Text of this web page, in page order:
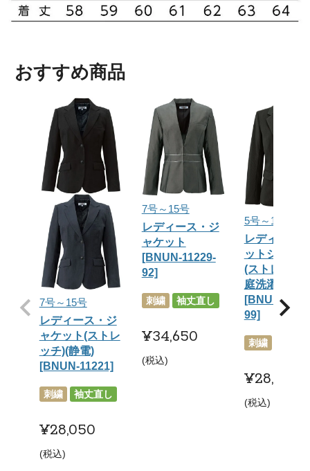
おすすめ商品
7号～15号
レディース・ジ
ャケット(ストレ
ッチ)(静電)
[BNUN-11221]
刺繍 袖丈直し
¥28,050
税込
7号～15号
レディース・ジ
ャケット
[BNUN-11229-
92]
刺繍 袖丈直し
¥34,650
税込
5号～17号
レディース
ットジャケ
(ストレッチ
庭洗濯可)
[BNUN-
99]
刺繍
¥28,050
税込